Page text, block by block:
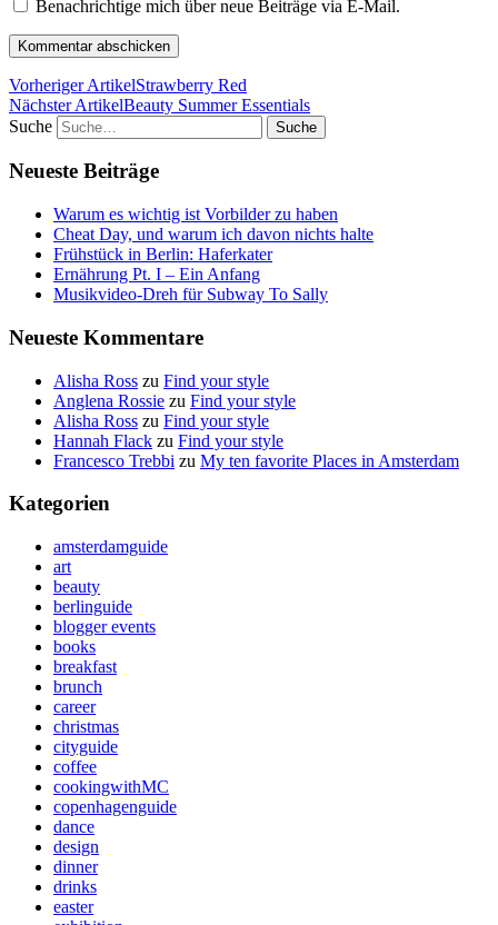
Benachrichtige mich über neue Beiträge via E-Mail.
Vorheriger ArtikelStrawberry Red
Nächster ArtikelBeauty Summer Essentials
Suche
Neueste Beiträge
Warum es wichtig ist Vorbilder zu haben
Cheat Day, und warum ich davon nichts halte
Frühstück in Berlin: Haferkater
Ernährung Pt. I – Ein Anfang
Musikvideo-Dreh für Subway To Sally
Neueste Kommentare
Alisha Ross zu Find your style
Anglena Rossie zu Find your style
Alisha Ross zu Find your style
Hannah Flack zu Find your style
Francesco Trebbi zu My ten favorite Places in Amsterdam
Kategorien
amsterdamguide
art
beauty
berlinguide
blogger events
books
breakfast
brunch
career
christmas
cityguide
coffee
cookingwithMC
copenhagenguide
dance
design
dinner
drinks
easter